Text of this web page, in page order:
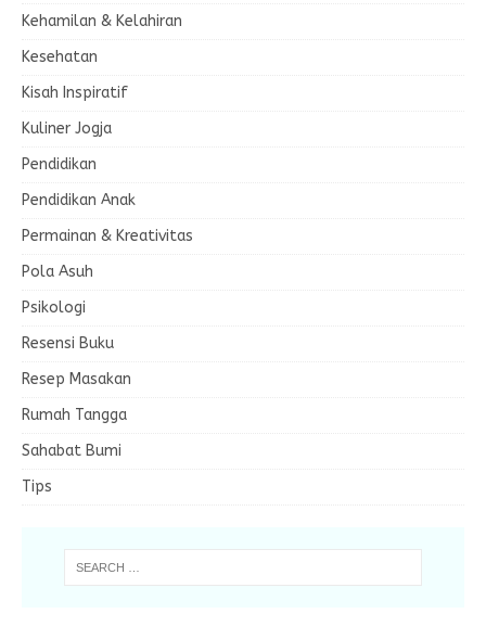
Kehamilan & Kelahiran
Kesehatan
Kisah Inspiratif
Kuliner Jogja
Pendidikan
Pendidikan Anak
Permainan & Kreativitas
Pola Asuh
Psikologi
Resensi Buku
Resep Masakan
Rumah Tangga
Sahabat Bumi
Tips